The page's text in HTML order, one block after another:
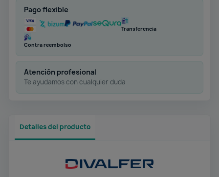
Pago flexible
Transferencia
Contra reembolso
Atención profesional
Te ayudamos con cualquier duda
Detalles del producto